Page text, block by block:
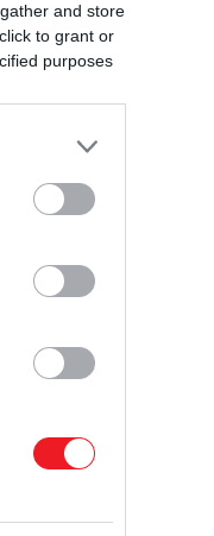
and store
to grant or
purposes
tájjal. A
. Most viszont
jogi és
természeti
egy
bizonyos
ügyek
csak a történet